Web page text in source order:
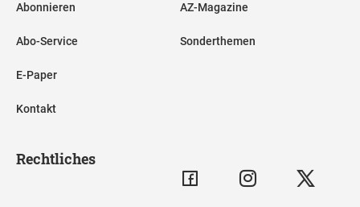
Abonnieren
Abo-Service
E-Paper
Kontakt
AZ-Magazine
Sonderthemen
Rechtliches